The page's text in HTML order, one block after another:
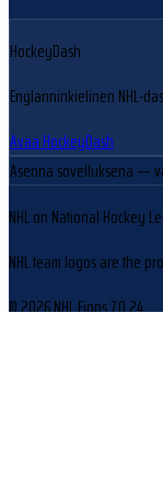
HockeyDash
Englanninkielinen NHL-
Avaa HockeyDash
Asenna sovelluksena —
NHL on National Hockey
NHL team logos are the
© 2026 NHL Finns7.0.24